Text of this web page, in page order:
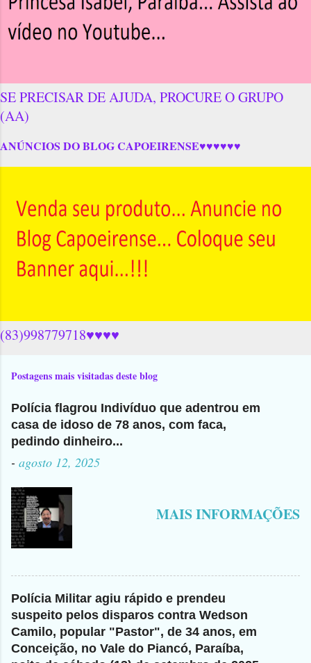
SE PRECISAR DE AJUDA, PROCURE O GRUPO
(AA)
ANÚNCIOS DO BLOG CAPOEIRENSE♥♥♥♥♥♥
(83)998779718♥♥♥♥
Postagens mais visitadas deste blog
Polícia flagrou Indivíduo que adentrou em
casa de idoso de 78 anos, com faca,
pedindo dinheiro...
- agosto 12, 2025
MAIS INFORMAÇÕES
Polícia Militar agiu rápido e prendeu
suspeito pelos disparos contra Wedson
Camilo, popular "Pastor", de 34 anos, em
Conceição, no Vale do Piancó, Paraíba,